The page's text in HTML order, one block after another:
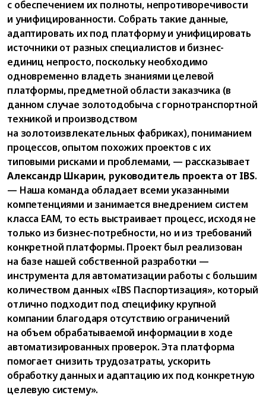
с обеспечением их полноты, непротиворечивости
и унифицированности. Собрать такие данные,
адаптировать их под платформу и унифицировать
источники от разных специалистов и бизнес-
единиц непросто, поскольку необходимо
одновременно владеть знаниями целевой
платформы, предметной области заказчика (в
данном случае золотодобыча с горнотранспортной
техникой и производством
на золотоизвлекательных фабриках), пониманием
процессов, опытом похожих проектов с их
типовыми рисками и проблемами, — рассказывает
Александр Шкарин, руководитель проекта от IBS.
— Наша команда обладает всеми указанными
компетенциями и занимается внедрением систем
класса EAM, то есть выстраивает процесс, исходя не
только из бизнес-потребности, но и из требований
конкретной платформы. Проект был реализован
на базе нашей собственной разработки —
инструмента для автоматизации работы с большим
количеством данных «IBS Паспортизация», который
отлично подходит под специфику крупной
компании благодаря отсутствию ограничений
на объем обрабатываемой информации в ходе
автоматизированных проверок. Эта платформа
помогает снизить трудозатраты, ускорить
обработку данных и адаптацию их под конкретную
целевую систему».